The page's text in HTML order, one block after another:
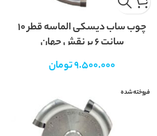
چوب ساب دیسکی الماسه قطر ۱۰
سانت ۶ پر نقش جهان
9.500.000تومان
فروخته شده